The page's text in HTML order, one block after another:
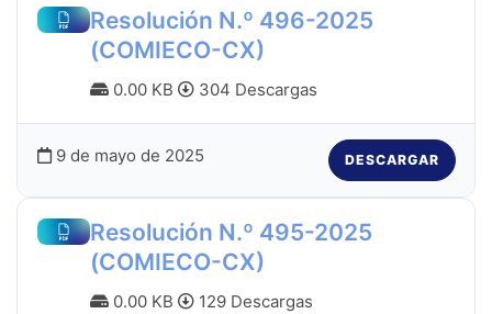
Resolución N.º 496-2025
(COMIECO-CX)
0.00 KB 304 Descargas
9 de mayo de 2025 DESCARGAR
Resolución N.º 495-2025
(COMIECO-CX)
0.00 KB 129 Descargas